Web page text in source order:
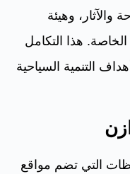
وهيئة
هذا التكامل
التنمية السياحية
التي تضم مواقع